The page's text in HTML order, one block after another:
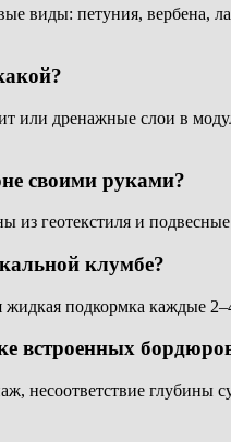
виды: петуния, вербена,
или дренажные слои в
своими руками?
геотекстиля и
клумбе?
подкормка каждые
встроенных
несоответствие глубины